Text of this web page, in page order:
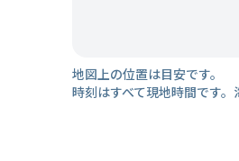
地図上の位置は目安です。
時刻はすべて現地時間です